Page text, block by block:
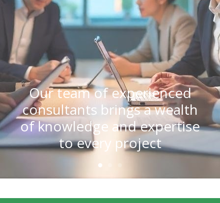
Our team of experienced
consultants brings a wealth
of knowledge and expertise
to every project